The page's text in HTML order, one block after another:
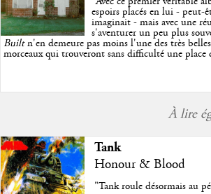
espoirs placés en lui - peut-
imaginait - mais avec une
s'aventurer un peu plus
Builtn'en demeure pas moins l'une des très
morceaux qui trouveront sans difficulté une place
À lire
Tank
Honour & Blood
"Tank roule désormais au